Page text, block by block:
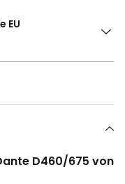
EU
D460/675 von